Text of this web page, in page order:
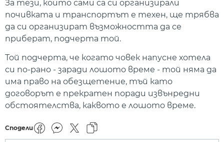
За тези, които сами са си организирали
почивката и транспортът е техен, ще трябва
да си организират възможността да се
приберат, подчерта той.
Той подчерта, че когато човек напусне хотела
си по-рано - заради лошото време - той няма да
има право на обезщетение, тъй като
договорът е прекратен поради извънредни
обстоятелства, каквото е лошото време.
Сподели